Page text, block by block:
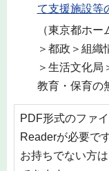
て支援施設等
（東京都ホ
＞都政＞組織
＞生活文化局
教育・保育の
PDF形式のファ
Readerが必要です
お持ちでない方